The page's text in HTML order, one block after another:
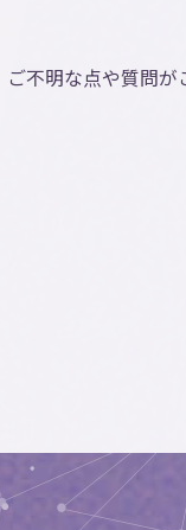
不明な点や質問